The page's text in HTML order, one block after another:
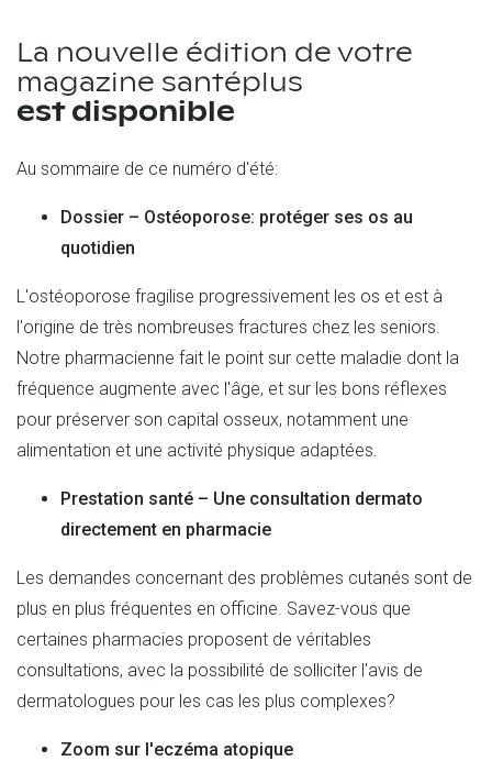
La nouvelle édition de votre
magazine santéplus
est disponible
Au sommaire de ce numéro d'été:
Dossier – Ostéoporose: protéger ses os au
quotidien
L'ostéoporose fragilise progressivement les os et est à
l'origine de très nombreuses fractures chez les seniors.
Notre pharmacienne fait le point sur cette maladie dont la
fréquence augmente avec l'âge, et sur les bons réflexes
pour préserver son capital osseux, notamment une
alimentation et une activité physique adaptées. ​
Prestation santé – Une consultation dermato
directement en pharmacie
Les demandes concernant des problèmes cutanés sont de
plus en plus fréquentes en officine. Savez-vous que
certaines pharmacies proposent de véritables
consultations, avec la possibilité de solliciter l'avis de
dermatologues pour les cas les plus complexes?
Zoom sur l'eczéma atopique